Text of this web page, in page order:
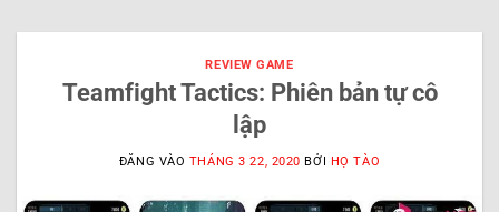
REVIEW GAME
Teamfight Tactics: Phiên bản tự cô
lập
ĐĂNG VÀO THÁNG 3 22, 2020 BỞI HỌ TÀO